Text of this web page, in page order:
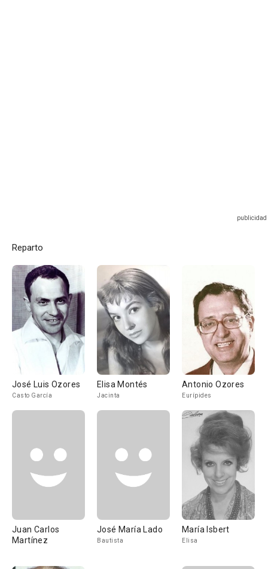
Reparto
José Luis Ozores
Casto García
Elisa Montés
Jacinta
Antonio Ozores
Eurípides
Juan Carlos
Martínez
José María Lado
Bautista
María Isbert
Elisa